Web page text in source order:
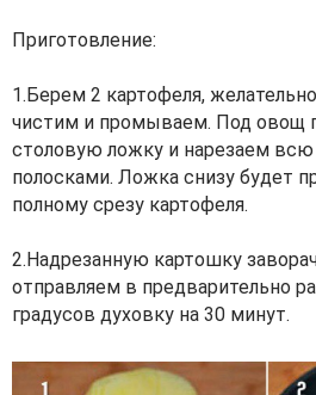
Приготовление:
1.Берем 2 картофеля,
чистим и промываем. Под овощ
столовую ложку и нарезаем
полосками. Ложка снизу будет
полному срезу картофеля.
2.Надрезанную картошку
отправляем в предварительно
градусов духовку на 30 минут.